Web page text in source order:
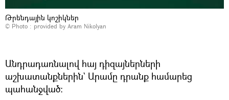
Թրենդային կոշիկներ
© Photo : provided by Aram Nikolyan
Անդրադառնալով հայ դիզայներների
աշխատանքներին` Արամը դրանք համարեց
պահանջված։